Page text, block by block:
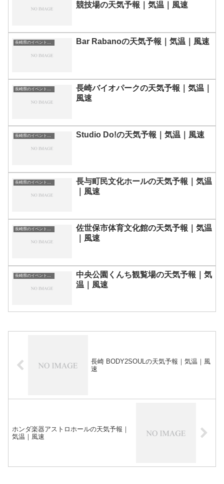
競技場の天気予報｜気温｜風速
長崎県のイベント会場一覧 Bar Rabanoの天気予報｜気温｜風速
長崎県のイベント会場一覧
長崎バイオパークの天気予報｜気温｜
風速
長崎県のイベント会場一覧 Studio Do!の天気予報｜気温｜風速
長与町民文化ホールの天気予報｜気温
｜風速
佐世保市体育文化館の天気予報｜気温
｜風速
中央公園くんち観覧場の天気予報｜気
温｜風速
長崎 BODY2SOULの天気予報｜気温｜風
速
ホンダ楽器アストロホールの天気予報｜
気温｜風速